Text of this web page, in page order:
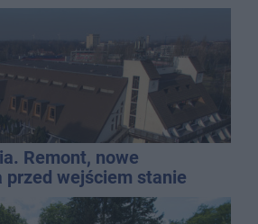
Remont, nowe
przed wejściem stanie